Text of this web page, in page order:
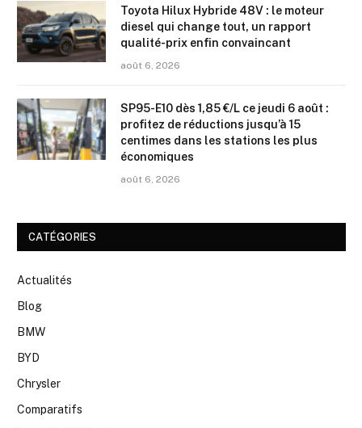
Toyota Hilux Hybride 48V : le moteur
diesel qui change tout, un rapport
qualité-prix enfin convaincant
août 6, 2026
SP95-E10 dès 1,85 €/L ce jeudi 6 août :
profitez de réductions jusqu’à 15
centimes dans les stations les plus
économiques
août 6, 2026
CATÉGORIES
Actualités
Blog
BMW
BYD
Chrysler
Comparatifs